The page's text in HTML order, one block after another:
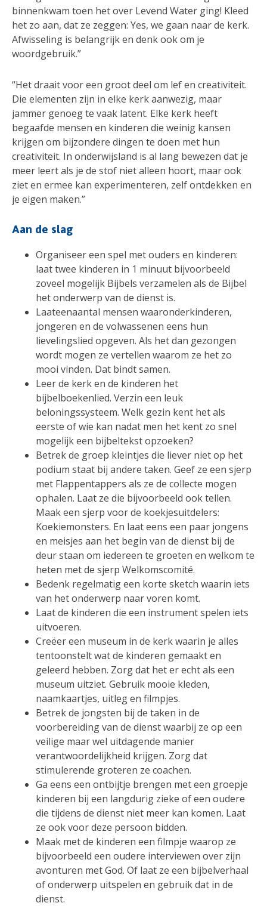
binnenkwam toen het over Levend Water ging! Kleed
het zo aan, dat ze zeggen: Yes, we gaan naar de kerk.
Afwisseling is belangrijk en denk ook om je
woordgebruik.”
“Het draait voor een groot deel om lef en creativiteit.
Die elementen zijn in elke kerk aanwezig, maar
jammer genoeg te vaak latent. Elke kerk heeft
begaafde mensen en kinderen die weinig kansen
krijgen om bijzondere dingen te doen met hun
creativiteit. In onderwijsland is al lang bewezen dat je
meer leert als je de stof niet alleen hoort, maar ook
ziet en ermee kan experimenteren, zelf ontdekken en
je eigen maken.”
Aan de slag
Organiseer een spel met ouders en kinderen:
laat twee kinderen in 1 minuut bijvoorbeeld
zoveel mogelijk Bijbels verzamelen als de Bijbel
het onderwerp van de dienst is.
Laateenaantal mensen waaronderkinderen,
jongeren en de volwassenen eens hun
lievelingslied opgeven. Als het dan gezongen
wordt mogen ze vertellen waarom ze het zo
mooi vinden. Dat bindt samen.
Leer de kerk en de kinderen het
bijbelboekenlied. Verzin een leuk
beloningssysteem. Welk gezin kent het als
eerste of wie kan nadat men het kent zo snel
mogelijk een bijbeltekst opzoeken?
Betrek de groep kleintjes die liever niet op het
podium staat bij andere taken. Geef ze een sjerp
met Flappentappers als ze de collecte mogen
ophalen. Laat ze die bijvoorbeeld ook tellen.
Maak een sjerp voor de koekjesuitdelers:
Koekiemonsters. En laat eens een paar jongens
en meisjes aan het begin van de dienst bij de
deur staan om iedereen te groeten en welkom te
heten met de sjerp Welkomscomité.
Bedenk regelmatig een korte sketch waarin iets
van het onderwerp naar voren komt.
Laat de kinderen die een instrument spelen iets
uitvoeren.
Creëer een museum in de kerk waarin je alles
tentoonstelt wat de kinderen gemaakt en
geleerd hebben. Zorg dat het er echt als een
museum uitziet. Gebruik mooie kleden,
naamkaartjes, uitleg en filmpjes.
Betrek de jongsten bij de taken in de
voorbereiding van de dienst waarbij ze op een
veilige maar wel uitdagende manier
verantwoordelijkheid krijgen. Zorg dat
stimulerende groteren ze coachen.
Ga eens een ontbijtje brengen met een groepje
kinderen bij een langdurig zieke of een oudere
die tijdens de dienst niet meer kan komen. Laat
ze ook voor deze persoon bidden.
Maak met de kinderen een filmpje waarop ze
bijvoorbeeld een oudere interviewen over zijn
avonturen met God. Of laat ze een bijbelverhaal
of onderwerp uitspelen en gebruik dat in de
dienst.